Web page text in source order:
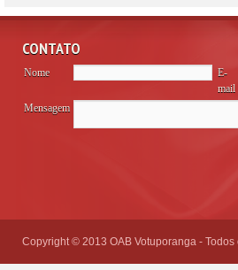
CONTATO
Nome
E-
mail
Mensagem
Copyright © 2013 OAB Votuporanga -